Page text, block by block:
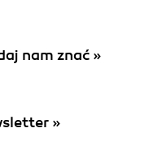
nam znać »
»